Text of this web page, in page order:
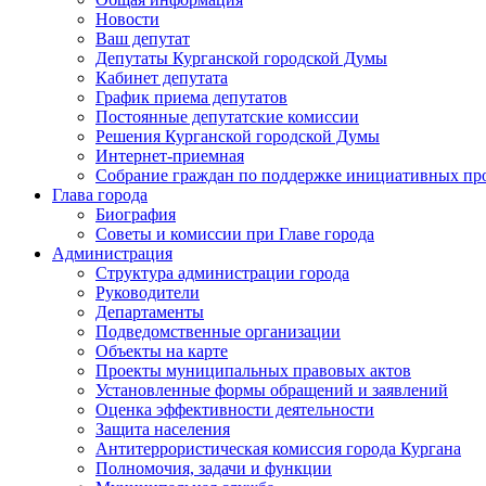
Новости
Ваш депутат
Депутаты Курганской городской Думы
Кабинет депутата
График приема депутатов
Постоянные депутатские комиссии
Решения Курганской городской Думы
Интернет-приемная
Собрание граждан по поддержке инициативных
Глава города
Биография
Советы и комиссии при Главе города
Администрация
Структура администрации города
Руководители
Департаменты
Подведомственные организации
Объекты на карте
Проекты муниципальных правовых актов
Установленные формы обращений и заявлений
Оценка эффективности деятельности
Защита населения
Антитеррористическая комиссия города Кургана
Полномочия, задачи и функции